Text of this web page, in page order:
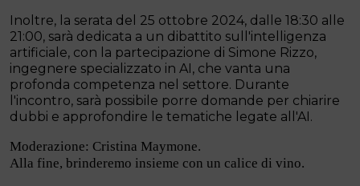
Inoltre, la serata del 25 ottobre 2024, dalle 18:30 alle
21:00, sarà dedicata a un dibattito sull'intelligenza
artificiale, con la partecipazione di Simone Rizzo,
ingegnere specializzato in AI, che vanta una
profonda competenza nel settore. Durante
l'incontro, sarà possibile porre domande per chiarire
dubbi e approfondire le tematiche legate all'AI.
Moderazione: Cristina Maymone.
Alla fine, brinderemo insieme con un calice di vino.